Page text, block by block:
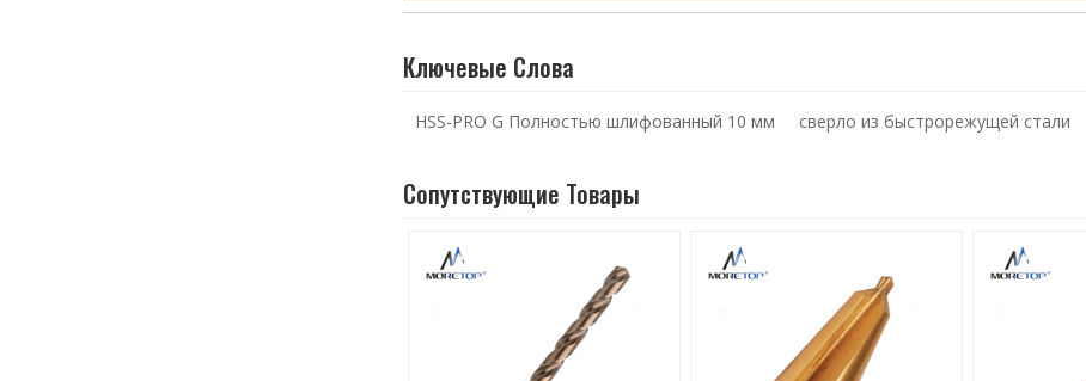
Ключевые Слова
HSS-PRO G Полностью шлифованный 10 мм сверло из быстрорежущей стали
Сопутствующие Товары